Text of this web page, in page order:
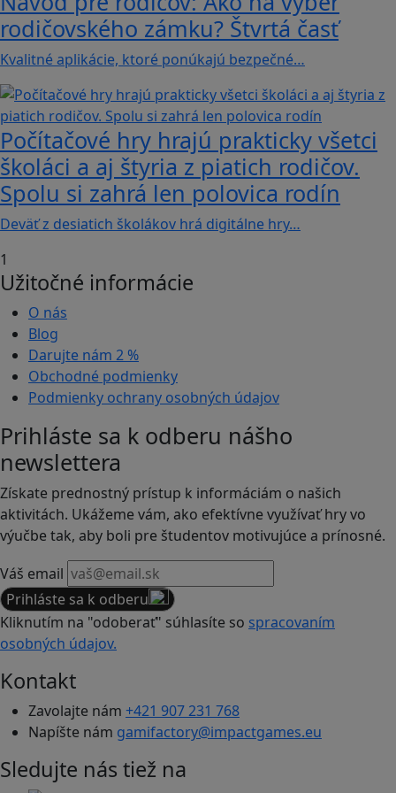
rodičovského zámku? Štvrtá časť
Kvalitné aplikácie, ktoré ponúkajú bezpečné…
Počítačové hry hrajú prakticky všetci
školáci a aj štyria z piatich rodičov.
Spolu si zahrá len polovica rodín
Deväť z desiatich školákov hrá digitálne hry…
1
Užitočné informácie
O nás
Blog
Darujte nám 2 %
Obchodné podmienky
Podmienky ochrany osobných údajov
Prihláste sa k odberu nášho
newslettera
Získate prednostný prístup k informáciám o našich
aktivitách. Ukážeme vám, ako efektívne využívať hry vo
výučbe tak, aby boli pre študentov motivujúce a prínosné.
Váš email
Prihláste sa k odberu
Kliknutím na "odoberať" súhlasíte so spracovaním
osobných údajov.
Kontakt
Zavolajte nám +421 907 231 768
Napíšte nám gamifactory@impactgames.eu
Sledujte nás tiež na